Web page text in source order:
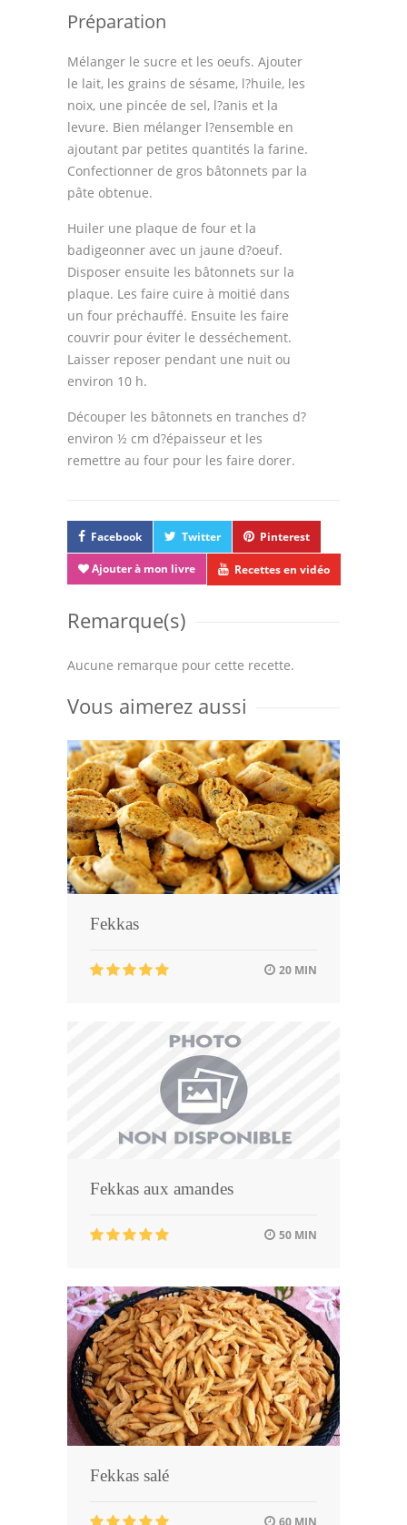
Préparation
Mélanger le sucre et les oeufs. Ajouter
le lait, les grains de sésame, l?huile, les
noix, une pincée de sel, l?anis et la
levure. Bien mélanger l?ensemble en
ajoutant par petites quantités la farine.
Confectionner de gros bâtonnets par la
pâte obtenue.
Huiler une plaque de four et la
badigeonner avec un jaune d?oeuf.
Disposer ensuite les bâtonnets sur la
plaque. Les faire cuire à moitié dans
un four préchauffé. Ensuite les faire
couvrir pour éviter le desséchement.
Laisser reposer pendant une nuit ou
environ 10 h.
Découper les bâtonnets en tranches d?
environ ½ cm d?épaisseur et les
remettre au four pour les faire dorer.
Facebook Twitter Pinterest
Ajouter à mon livre Recettes en vidéo
Remarque(s)
Aucune remarque pour cette recette.
Vous aimerez aussi
Fekkas
20 MIN
Fekkas aux amandes
50 MIN
Fekkas salé
60 MIN